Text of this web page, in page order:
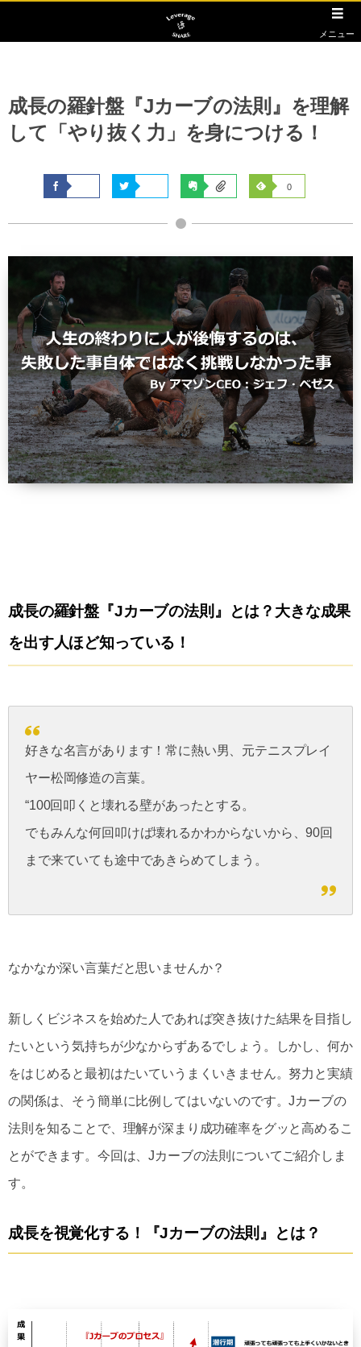
成長の羅針盤『Jカーブの法則』を理解
して「やり抜く力」を身につける！
0
成長の羅針盤『Jカーブの法則』とは？大きな成果
を出す人ほど知っている！
好きな名言があります！常に熱い男、元テニスプレイ
ヤー松岡修造の言葉。
“100回叩くと壊れる壁があったとする。
でもみんな何回叩けば壊れるかわからないから、90回
まで来ていても途中であきらめてしまう。
なかなか深い言葉だと思いませんか？
新しくビジネスを始めた人であれば突き抜けた結果を目指し
たいという気持ちが少なからずあるでしょう。
しかし、何か
をはじめると最初はたいていうまくいきません。努力と実績
の関係は、そう簡単に比例してはいないのです。Jカーブの
法則を知ることで、理解が深まり成功確率をグッと高めるこ
とができます。今回は、Jカーブの法則についてご紹介しま
す。
成長を視覚化する！『Jカーブの法則』とは？
メニュー